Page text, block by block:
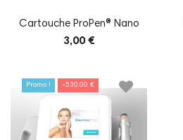
Cartouche ProPen® Nano
3,00 €
Promo ! -530,00 €